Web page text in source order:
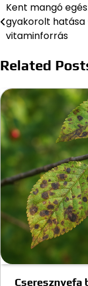
Bejegyzés
navigáció
Kent mangó
gyakorolt hatása
vitaminforrás
Related
Cseresznyefa